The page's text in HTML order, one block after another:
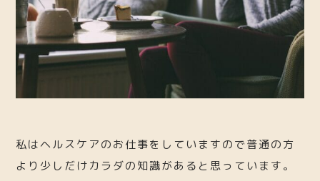
私はヘルスケアのお仕事をしていますので普通の方
より少しだけカラダの知識があると思っています。